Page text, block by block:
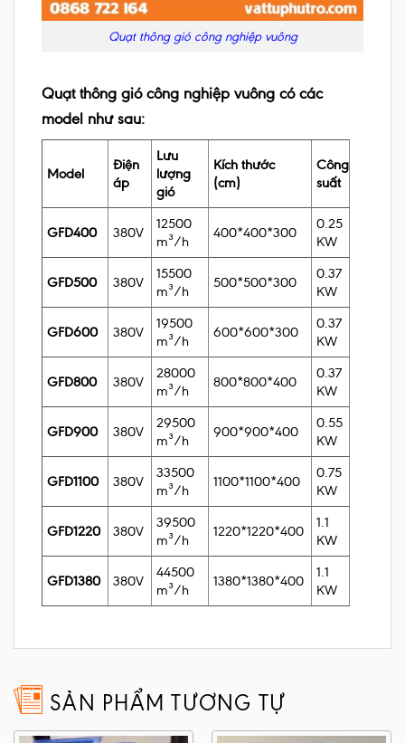
Quạt thông gió công nghiệp vuông
Quạt thông gió công nghiệp vuông có các
model như sau:
Model
Điện
áp
Lưu
lượng
gió
Kích thước
(cm)
Công
suất
GFD400 380V
12500
m³/h
400*400*300
0.25
KW
GFD500 380V
15500
m³/h
500*500*300
0.37
KW
GFD600 380V
19500
m³/h
600*600*300
0.37
KW
GFD800 380V
28000
m³/h
800*800*400
0.37
KW
GFD900 380V
29500
m³/h
900*900*400
0.55
KW
GFD1100 380V
33500
m³/h
1100*1100*400
0.75
KW
GFD1220 380V
39500
m³/h
1220*1220*400
1.1
KW
GFD1380 380V
44500
m³/h
1380*1380*400
1.1
KW
SẢN PHẨM TƯƠNG TỰ